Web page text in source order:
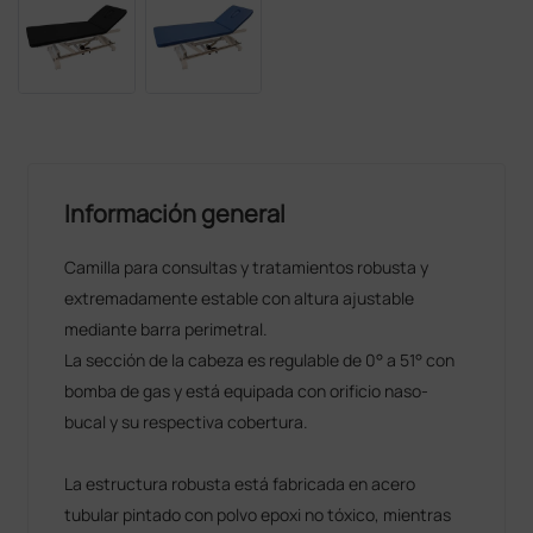
Información general
Camilla para consultas y tratamientos robusta y
extremadamente estable con altura ajustable
mediante barra perimetral.
La sección de la cabeza es regulable de 0° a 51° con
bomba de gas y está equipada con orificio naso-
bucal y su respectiva cobertura.
La estructura robusta está fabricada en acero
tubular pintado con polvo epoxi no tóxico, mientras